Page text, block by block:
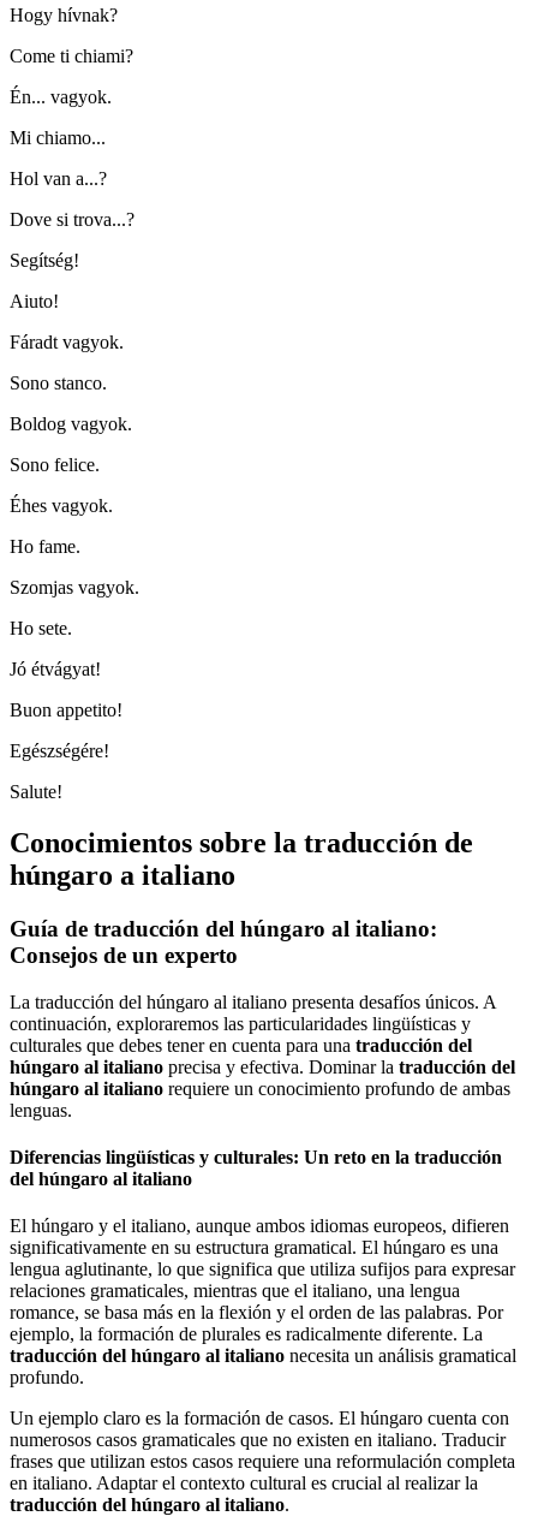
Hogy hívnak?
Come ti chiami?
Én... vagyok.
Mi chiamo...
Hol van a...?
Dove si trova...?
Segítség!
Aiuto!
Fáradt vagyok.
Sono stanco.
Boldog vagyok.
Sono felice.
Éhes vagyok.
Ho fame.
Szomjas vagyok.
Ho sete.
Jó étvágyat!
Buon appetito!
Egészségére!
Salute!
Conocimientos sobre la traducción de
húngaro a italiano
Guía de traducción del húngaro al italiano:
Consejos de un experto
La traducción del húngaro al italiano presenta desafíos únicos. A
continuación, exploraremos las particularidades lingüísticas y
culturales que debes tener en cuenta para una traducción del
húngaro al italiano precisa y efectiva. Dominar la traducción del
húngaro al italiano requiere un conocimiento profundo de ambas
lenguas.
Diferencias lingüísticas y culturales: Un reto en la traducción
del húngaro al italiano
El húngaro y el italiano, aunque ambos idiomas europeos, difieren
significativamente en su estructura gramatical. El húngaro es una
lengua aglutinante, lo que significa que utiliza sufijos para expresar
relaciones gramaticales, mientras que el italiano, una lengua
romance, se basa más en la flexión y el orden de las palabras. Por
ejemplo, la formación de plurales es radicalmente diferente. La
traducción del húngaro al italiano necesita un análisis gramatical
profundo.
Un ejemplo claro es la formación de casos. El húngaro cuenta con
numerosos casos gramaticales que no existen en italiano. Traducir
frases que utilizan estos casos requiere una reformulación completa
en italiano. Adaptar el contexto cultural es crucial al realizar la
traducción del húngaro al italiano.